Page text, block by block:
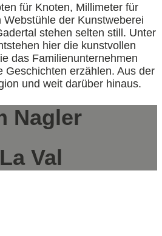
für Knoten, Millimeter für
der Kunstweberei
stehen selten still. Unter
hier die kunstvollen
das Familienunternehmen
Geschichten erzählen. Aus der
und weit darüber hinaus.
Nagler
Val